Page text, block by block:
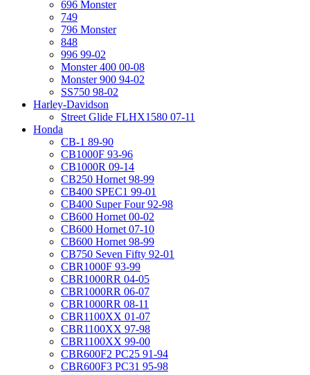
696 Monster
749
796 Monster
848
996 99-02
Monster 400 00-08
Monster 900 94-02
SS750 98-02
Harley-Davidson
Street Glide FLHX1580 07-11
Honda
CB-1 89-90
CB1000F 93-96
CB1000R 09-14
CB250 Hornet 98-99
CB400 SPEC1 99-01
CB400 Super Four 92-98
CB600 Hornet 00-02
CB600 Hornet 07-10
CB600 Hornet 98-99
CB750 Seven Fifty 92-01
CBR1000F 93-99
CBR1000RR 04-05
CBR1000RR 06-07
CBR1000RR 08-11
CBR1100XX 01-07
CBR1100XX 97-98
CBR1100XX 99-00
CBR600F2 PC25 91-94
CBR600F3 PC31 95-98